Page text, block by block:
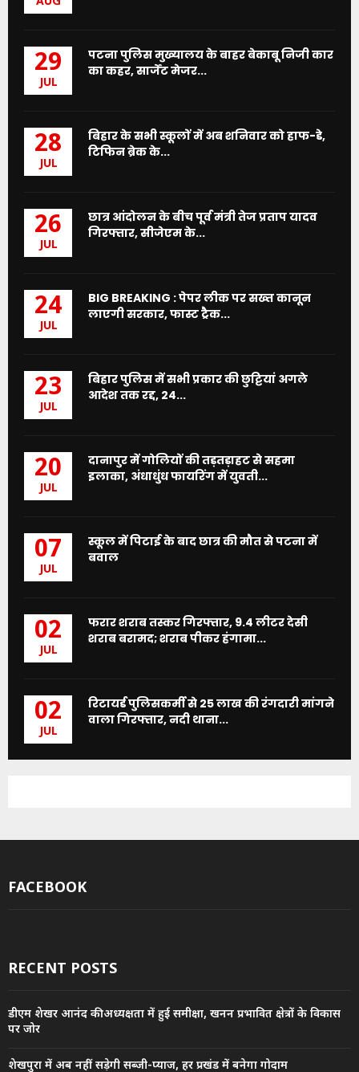
29
JUL
पटना पुलिस मुख्यालय के बाहर बेकाबू निजी कार
का कहर, सार्जेंट मेजर...
28
JUL
बिहार के सभी स्कूलों में अब शनिवार को हाफ-डे,
टिफिन ब्रेक के...
26
JUL
छात्र आंदोलन के बीच पूर्व मंत्री तेज प्रताप यादव
गिरफ्तार, सीजेएम के...
24
JUL
BIG BREAKING : पेपर लीक पर सख्त कानून
लाएगी सरकार, फास्ट ट्रैक...
23
JUL
बिहार पुलिस में सभी प्रकार की छुट्टियां अगले
आदेश तक रद्द, 24...
20
JUL
दानापुर में गोलियों की तड़तड़ाहट से सहमा
इलाका, अंधाधुंध फायरिंग में युवती...
07
JUL
स्कूल में पिटाई के बाद छात्र की मौत से पटना में
बवाल
02
JUL
फरार शराब तस्कर गिरफ्तार, 9.4 लीटर देसी
शराब बरामद; शराब पीकर हंगामा...
02
JUL
रिटायर्ड पुलिसकर्मी से 25 लाख की रंगदारी मांगने
वाला गिरफ्तार, नदी थाना...
FACEBOOK
RECENT POSTS
डीएम शेखर आनंद की अध्यक्षता में हुई समीक्षा, खनन प्रभावित क्षेत्रों के विकास
पर जोर
शेखपुरा में अब नहीं सड़ेगी सब्जी-प्याज, हर प्रखंड में बनेगा गोदाम